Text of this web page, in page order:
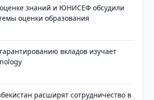
оценке знаний и ЮНИСЕФ обсудили
оценки образования
вкладов изучает
расширят сотрудничество в